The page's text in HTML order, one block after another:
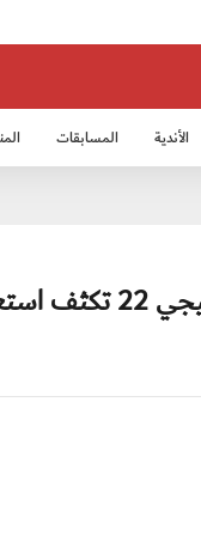
الأندية المسابقات